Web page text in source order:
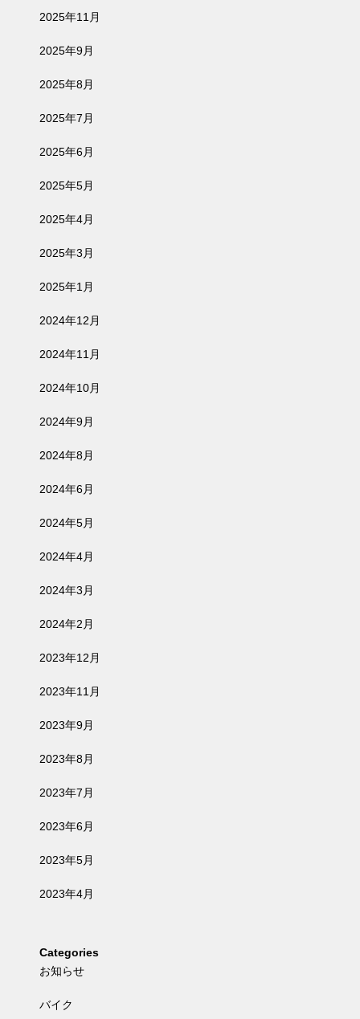
2025年11月
2025年9月
2025年8月
2025年7月
2025年6月
2025年5月
2025年4月
2025年3月
2025年1月
2024年12月
2024年11月
2024年10月
2024年9月
2024年8月
2024年6月
2024年5月
2024年4月
2024年3月
2024年2月
2023年12月
2023年11月
2023年9月
2023年8月
2023年7月
2023年6月
2023年5月
2023年4月
Categories
お知らせ
バイク